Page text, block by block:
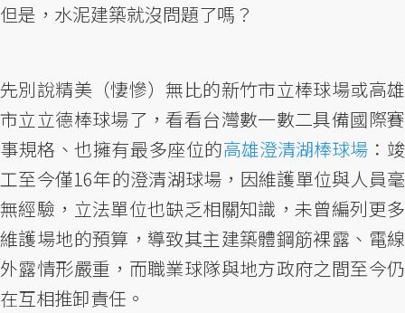
但是，水泥建築就沒問題了嗎？
先別說精美（悽慘）無比的新竹市立棒球場或高雄
市立立德棒球場了，看看台灣數一數二具備國際賽
事規格、也擁有最多座位的高雄澄清湖棒球場：竣
工至今僅16年的澄清湖球場，因維護單位與人員毫
無經驗，立法單位也缺乏相關知識，未曾編列更多
維護場地的預算，導致其主建築體鋼筋裸露、電線
外露情形嚴重，而職業球隊與地方政府之間至今仍
在互相推卸責任。